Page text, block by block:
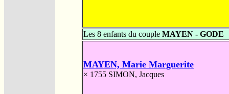
Les 8 enfants du couple MAYEN - GODE
MAYEN, Marie Marguerite
× 1755 SIMON, Jacques